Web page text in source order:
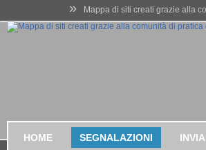
» Mappa di siti creati grazie alla
HOME SEGNALAZIONI